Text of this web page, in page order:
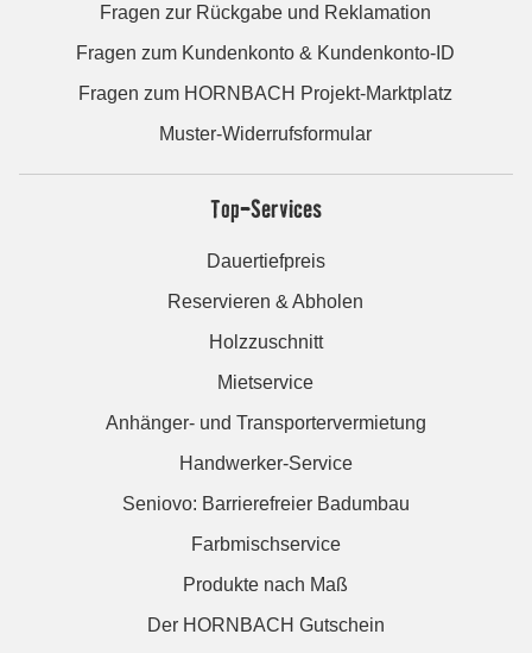
Fragen zur Rückgabe und Reklamation
Fragen zum Kundenkonto & Kundenkonto-ID
Fragen zum HORNBACH Projekt-Marktplatz
Muster-Widerrufsformular
Top-Services
Dauertiefpreis
Reservieren & Abholen
Holzzuschnitt
Mietservice
Anhänger- und Transportervermietung
Handwerker-Service
Seniovo: Barrierefreier Badumbau
Farbmischservice
Produkte nach Maß
Der HORNBACH Gutschein